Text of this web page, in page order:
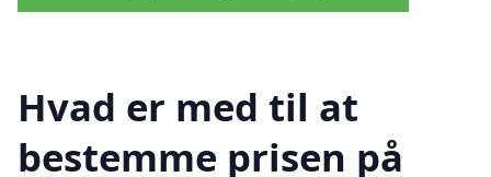
Hvad er med til at
bestemme prisen på